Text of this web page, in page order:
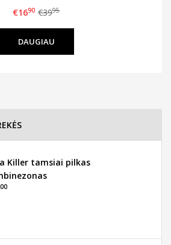
€1690 €3995
DAUGIAU
Killer tamsiai pilkas
00